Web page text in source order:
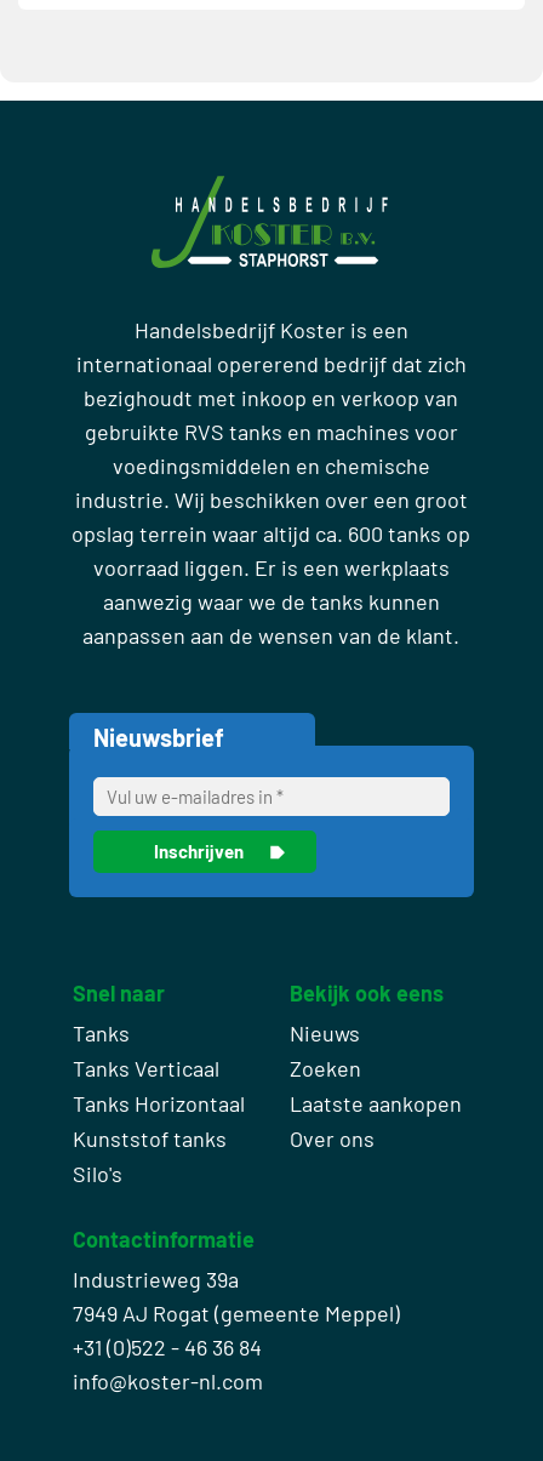
Handelsbedrijf Koster is een
internationaal opererend bedrijf dat zich
bezighoudt met inkoop en verkoop van
gebruikte RVS tanks en machines voor
voedingsmiddelen en chemische
industrie. Wij beschikken over een groot
opslag terrein waar altijd ca. 600 tanks op
voorraad liggen. Er is een werkplaats
aanwezig waar we de tanks kunnen
aanpassen aan de wensen van de klant.
Nieuwsbrief
Snel naar
Tanks
Tanks Verticaal
Tanks Horizontaal
Kunststof tanks
Silo's
Bekijk ook eens
Nieuws
Zoeken
Laatste aankopen
Over ons
Contactinformatie
Industrieweg 39a
7949 AJ Rogat (gemeente Meppel)
+31 (0)522 - 46 36 84
info@koster-nl.com